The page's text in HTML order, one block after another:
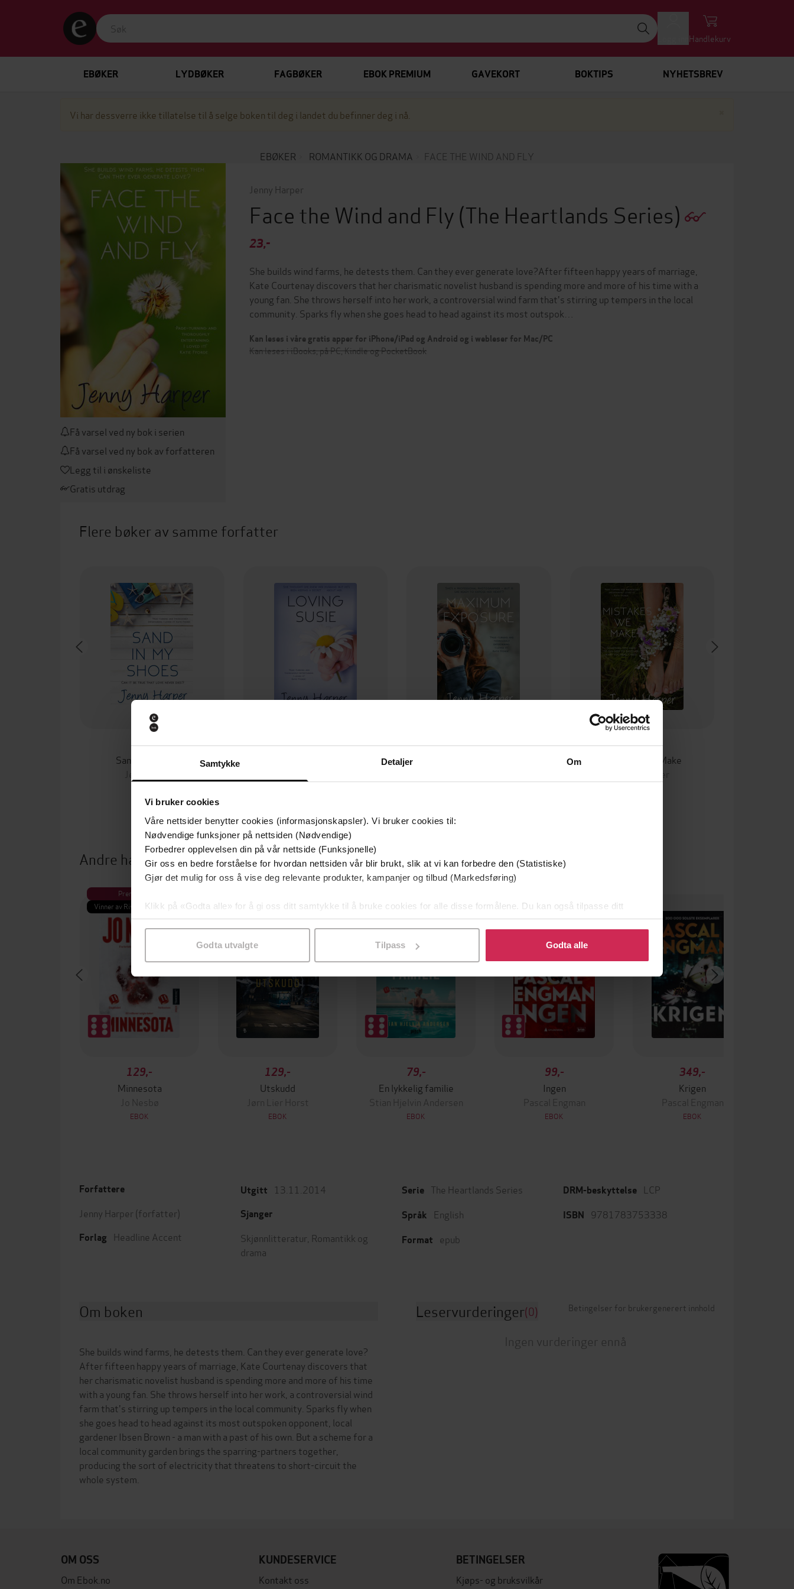
Samtykke Detaljer Om
Vi bruker cookies
Våre nettsider benytter cookies (informasjonskapsler). Vi bruker cookies til:
Nødvendige funksjoner på nettsiden (Nødvendige)
Forbedrer opplevelsen din på vår nettside (Funksjonelle)
Gir oss en bedre forståelse for hvordan nettsiden vår blir brukt, slik at vi kan forbedre den (Statistiske)
Gjør det mulig for oss å vise deg relevante produkter, kampanjer og tilbud (Markedsføring)
Klikk på «Godta alle» for å gi oss ditt samtykke til å bruke cookies for alle disse formålene. Du kan også tilpasse ditt
samtykke til spesifikke formål ved å klikke på «Tilpass». Du kan når som helst trekke tilbake eller endre ditt samtykke.
Godta utvalgte Tilpass Godta alle
Handlekurv
EBØKER LYDBØKER FAGBØKER EBOK PREMIUM GAVEKORT BOKTIPS NYHETSBREV
Vi har dessverre ikke tillatelse til å selge boken til deg i landet du befinner deg i nå.
EBØKER ROMANTIKK OG DRAMA FACE THE WIND AND FLY
Få varsel ved ny bok i serien
Få varsel ved ny bok av forfatteren
Legg til i ønskeliste
Gratis utdrag
Jenny Harper
Face the Wind and Fly(The Heartlands Series)
23,-
She builds wind farms, he detests them. Can they ever generate love?After fifteen happy years of marriage,
Kate Courtenay discovers that her charismatic novelist husband is spending more and more of his time with a
young fan. She throws herself into her work, a controversial wind farm that's stirring up tempers in the local
community. Sparks fly when she goes head to head against its most outspok…
Kan leses i våre gratis apper for iPhone/iPad og Android og i webleser for Mac/PC
Kan leses i iBooks, på PC, Kindle og PocketBook
Flere bøker av samme forfatter
23,-
Sand in My Shoes
49,-
25,-
49,-
Mistakes We Make
Andre har også kjøpt
Premium
Vinner av Rivertonprisen
129,-
Minnesota
Jo Nesbø
EBOK
Første gang på tilbud
129,-
Utskudd
Jørn Lier Horst
EBOK
79,-
En lykkelig familie
Stian Hjelvin Andersen
EBOK
99,-
Ingen
Pascal Engman
EBOK
349,-
Krigen
Pascal Engman
EBOK
Forfattere
Jenny Harper (forfatter)
Forlag Headline Accent
Utgitt 13.11.2014
Sjanger
Skjønnlitteratur Romantikk og
drama
Serie The Heartlands Series
Språk English
Format epub
DRM-beskyttelse LCP
ISBN 9781783753338
Om boken
She builds wind farms, he detests them. Can they ever generate love?
After fifteen happy years of marriage, Kate Courtenay discovers that
her charismatic novelist husband is spending more and more of his time
with a young fan. She throws herself into her work, a controversial wind
farm that's stirring up tempers in the local community. Sparks fly when
she goes head to head against its most outspoken opponent, local
gardener Ibsen Brown - a man with a past of his own. But a scheme for a
local community garden brings the sparring-partners together,
producing the sort of electricity that threatens to short-circuit the
whole system.
Leservurderinger(0) Betingelser for brukergenerert innhold
Ingen vurderinger ennå
OM OSS
Om Ebok.no
KUNDESERVICE
Kontakt oss
BETINGELSER
Kjøps- og bruksvilkår